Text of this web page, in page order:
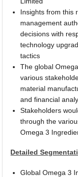
Insights from this
management
decisions with
technology
tactics
The global
various
material
and financial
Stakeholders
through the
Omega 3
Detailed
Global Omega 3